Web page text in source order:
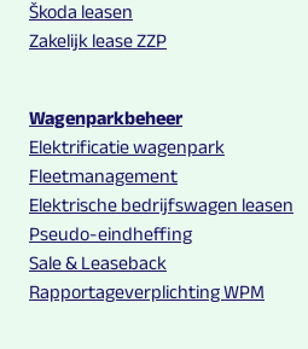
Škoda leasen
Zakelijk lease ZZP
Wagenparkbeheer
Elektrificatie wagenpark
Fleetmanagement
Elektrische bedrijfswagen leasen
Pseudo-eindheffing
Sale & Leaseback
Rapportageverplichting WPM